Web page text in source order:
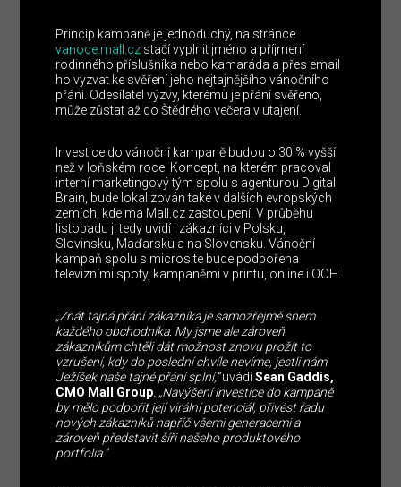
Princip kampaně je jednoduchý, na stránce
vanoce.mall.cz stačí vyplnit jméno a příjmení
rodinného příslušníka nebo kamaráda a přes email
ho vyzvat ke svěření jeho nejtajnějšího vánočního
přání. Odesílatel výzvy, kterému je přání svěřeno,
může zůstat až do Štědrého večera v utajení.
Investice do vánoční kampaně budou o 30 % vyšší
než v loňském roce. Koncept, na kterém pracoval
interní marketingový tým spolu s agenturou Digital
Brain, bude lokalizován také v dalších evropských
zemích, kde má Mall.cz zastoupení. V průběhu
listopadu ji tedy uvidí i zákazníci v Polsku,
Slovinsku, Maďarsku a na Slovensku. Vánoční
kampaň spolu s microsite bude podpořena
televizními spoty, kampaněmi v printu, online i OOH.
„Znát tajná přání zákazníka je samozřejmě snem
každého obchodníka. My jsme ale zároveň
zákazníkům chtěli dát možnost znovu prožít to
vzrušení, kdy do poslední chvíle nevíme, jestli nám
Ježíšek naše tajné přání splní,“uvádíSean Gaddis,
CMO Mall Group . „Navýšení investice do kampaně
by mělo podpořit její virální potenciál, přivést řadu
nových zákazníků napříč všemi generacemi a
zároveň představit šíři našeho produktového
portfolia.“